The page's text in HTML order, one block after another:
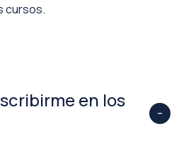
cursos.
en los